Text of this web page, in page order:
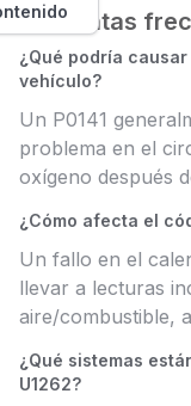
Preguntas
¿Qué podría
vehículo?
Un P0141
problema en el
oxígeno después
¿Cómo afecta el
Un fallo en el
llevar a lecturas
aire/combustible,
¿Qué sistemas
U1262?